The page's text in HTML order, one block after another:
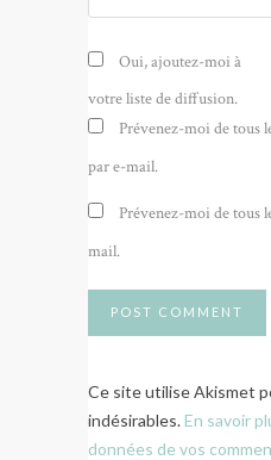
Oui, ajoutez-moi à
votre liste de diffusion.
Prévenez-moi de tous
par e-mail.
Prévenez-moi de tous
mail.
Ce site utilise Akismet
indésirables. En savoir
données de vos